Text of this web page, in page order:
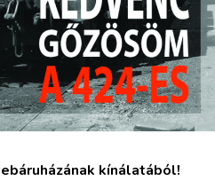
kínálatából!